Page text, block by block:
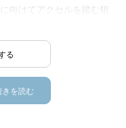
る
きを読む
向けてアクセルを踏む狙